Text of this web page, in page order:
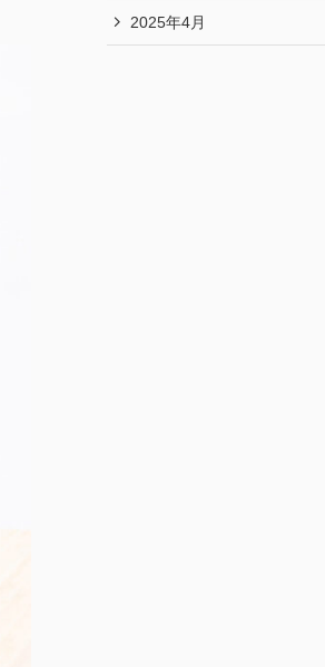
2025年4月